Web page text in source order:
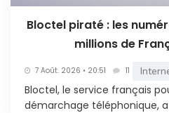
Bloctel piraté : les
millions de
7 Août. 2026 • 20:51 11
Bloctel, le service français
démarchage téléphonique,